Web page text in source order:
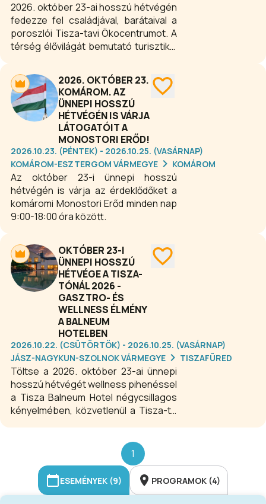
2026. október 23-ai hosszú hétvégén
fedezze fel családjával, barátaival a
poroszlói Tisza-tavi Ökocentrumot. A
térség élővilágát bemutató turisztikai
10.00-17:00 óra között várja látogatóit.
Európa legnagyobb édesvizi
akváriumrendszerében
megtekinthetik meg a hazai halfauna
egyedeit. Sőt vizát is láthatunk, amint
az alagútban sétálunk, és fejünk felett
úszik át.
2026. OKTÓBER 23.
KOMÁROM. AZ
ÜNNEPI HOSSZÚ
HÉTVÉGÉN IS VÁRJA
LÁTOGATÓIT A
MONOSTORI ERŐD!
2026.10.23. (PÉNTEK) - 2026.10.25. (VASÁRNAP)
KOMÁROM-ESZTERGOM VÁRMEGYE
KOMÁROM
Az október 23-i ünnepi hosszú
hétvégén is várja az érdeklődőket a
komáromi Monostori Erőd minden nap
9:00-18:00 óra között.
OKTÓBER 23-I
ÜNNEPI HOSSZÚ
HÉTVÉGE A TISZA-
TÓNÁL 2026 -
GASZTRO- ÉS
WELLNESS ÉLMÉNY
A BALNEUM
HOTELBEN
2026.10.22. (CSÜTÖRTÖK) - 2026.10.25. (VASÁRNAP)
JÁSZ-NAGYKUN-SZOLNOK VÁRMEGYE
TISZAFÜRED
Töltse a 2026. október 23-ai ünnepi
hosszú hétvégét wellness pihenéssel
a Tisza Balneum Hotel négycsillagos
kényelmében, közvetlenül a Tisza-tó
ellátást, a Balneum SPA és wellness
részleg korlátlan használatát, valamint
ajándék kerékpárhasználatot,
lehetőséget hosszabbításra,
1
ESEMÉNYEK (9) PROGRAMOK (4)